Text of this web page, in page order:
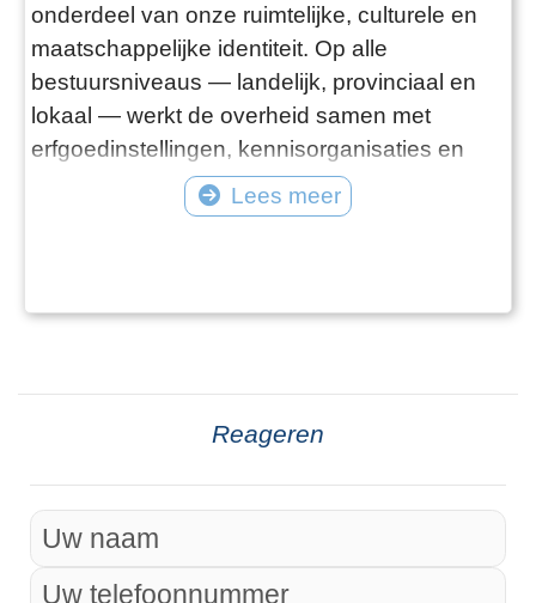
onderdeel van onze ruimtelijke, culturele en
maatschappelijke identiteit. Op alle
bestuursniveaus — landelijk, provinciaal en
lokaal — werkt de overheid samen met
erfgoedinstellingen, kennisorganisaties en
maatschappelijke partners aan de digitale
ontsluiting van cultureel erfgoed. Deze pagina
belichten de inzet van: Landelijke organisatie
Lees meer
Reageren